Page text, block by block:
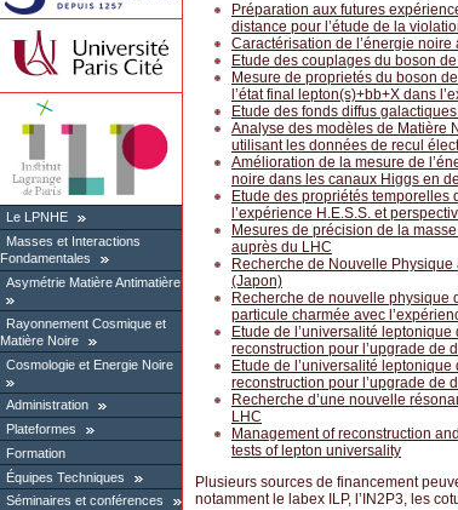
Le LPNHE
Masses et Interactions
Fondamentales
Asymétrie Matière Antimatière
Rayonnement Cosmique et
Matière Noire
Cosmologie et Energie Noire
Administration
Plateformes
Formation
Équipes Techniques
Séminaires et conférences
Préparation aux futures
distance pour l’étude de la
Caractérisation de l’énergie
Etude des couplages du boson
Mesure de proprietés du boson
l’état final lepton(s)+bb+X dans
Etude des fonds diffus
Analyse des modèles de Matière
utilisant les données de recul
Amélioration de la mesure de
noire dans les canaux Higgs en
Etude des propriétés temporelles
l’expérience H.E.S.S. et
Mesures de précision de la
auprès du LHC
Recherche de Nouvelle Physique
(Japon)
Recherche de nouvelle physique
particule charmée avec
Etude de l’universalité
reconstruction pour l’upgrade de
Etude de l’universalité
reconstruction pour l’upgrade de
Recherche d’une nouvelle
LHC
Management of reconstruction
tests of lepton universality
Plusieurs sources de financement
notamment le labex ILP, l’IN2P3, les